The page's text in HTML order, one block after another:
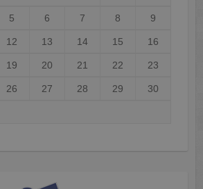
5 6 7 8 9
12 13 14 15 16
19 20 21 22 23
26 27 28 29 30